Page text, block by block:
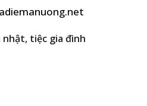
tiệc gia đình